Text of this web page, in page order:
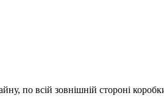
по всій зовнішній стороні